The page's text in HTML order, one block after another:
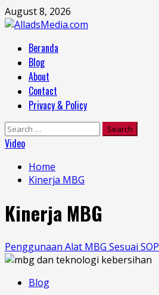
Skip
to
August 8, 2026
MenuBeranda
Blog
About
Contact
Privacy & Policy
Search
for:
Video
Home
Kinerja MBG
Kinerja MBG
Penggunaan Alat MBG Sesuai SOP
Blog